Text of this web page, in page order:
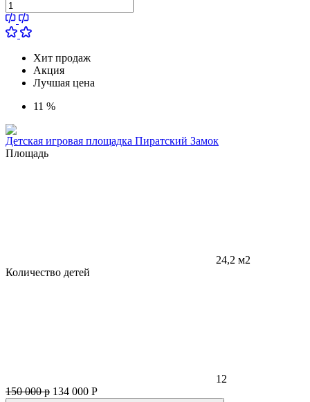
Хит продаж
Акция
Лучшая цена
11 %
Детская игровая площадка Пиратский Замок
Площадь
24,2 м2
Количество детей
12
150 000 р 134 000 Р